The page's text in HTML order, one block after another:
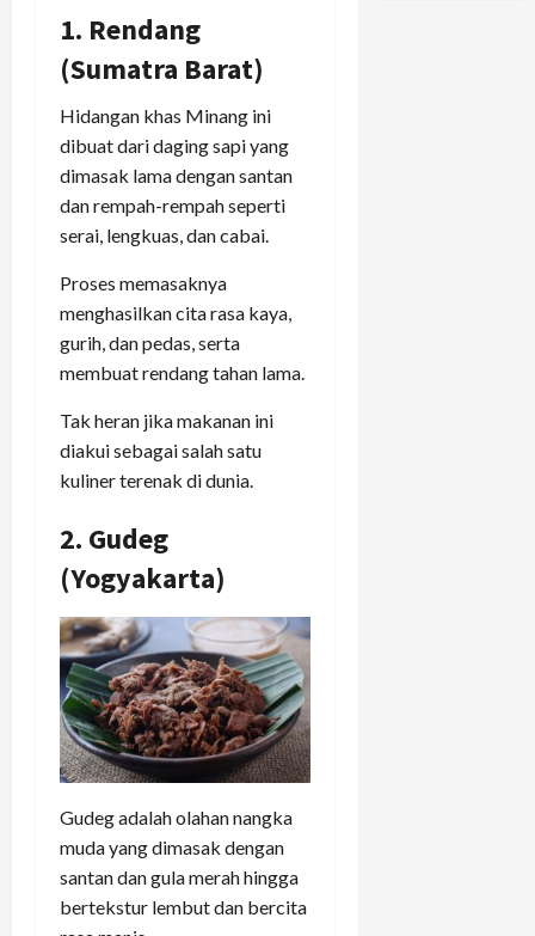
1. Rendang
(Sumatra Barat)
Hidangan khas Minang ini
dibuat dari daging sapi yang
dimasak lama dengan santan
dan rempah-rempah seperti
serai, lengkuas, dan cabai.
Proses memasaknya
menghasilkan cita rasa kaya,
gurih, dan pedas, serta
membuat rendang tahan lama.
Tak heran jika makanan ini
diakui sebagai salah satu
kuliner terenak di dunia.
2. Gudeg
(Yogyakarta)
Gudeg adalah olahan nangka
muda yang dimasak dengan
santan dan gula merah hingga
bertekstur lembut dan bercita